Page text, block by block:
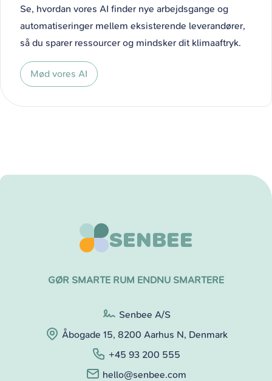
Se, hvordan vores AI finder nye arbejdsgange og
automatiseringer mellem eksisterende leverandører,
så du sparer ressourcer og mindsker dit klimaaftryk.
Mød vores AI
SENBEE
GØR SMARTE RUM ENDNU SMARTERE
Senbee A/S
Åbogade 15, 8200 Aarhus N, Denmark
+45 93 200 555
hello@senbee.com